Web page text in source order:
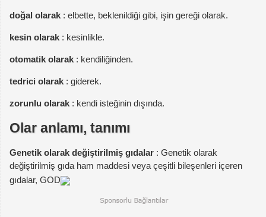
doğal olarak : elbette, beklenildiği gibi, işin gereği olarak.
kesin olarak : kesinlikle.
otomatik olarak : kendiliğinden.
tedrici olarak : giderek.
zorunlu olarak : kendi isteğinin dışında.
Olar anlamı, tanımı
Genetik olarak değiştirilmiş gıdalar : Genetik olarak
değiştirilmiş gıda ham maddesi veya çeşitli bileşenleri içeren
gıdalar, GOD